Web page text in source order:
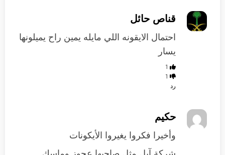
قناص حائل
احتمال الايقونه اللي مايله يمين راح يميلونها
يسار
1
1
رد
حكيم
وأخيرا فكروا يغيروا الأيكونات